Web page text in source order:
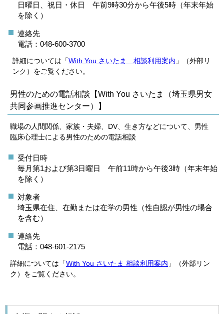
日曜日、祝日・休日 午前9時30分から午後5時（年末年始
を除く）
連絡先
電話：048-600-3700
詳細については「With You さいたま 相談利用案内 」（外部リ
ンク）をご覧ください。
男性のための電話相談【With You さいたま（埼玉県男女
共同参画推進センター）】
職場の人間関係、家族・夫婦、DV、生き方などについて、男性
臨床心理士による男性のための電話相談
受付日時
毎月第1および第3日曜日 午前11時から午後3時（年末年始
を除く）
対象者
埼玉県在住、在勤または在学の男性（性自認が男性の場合
を含む）
連絡先
電話：048-601-2175
詳細については「With You さいたま 相談利用案内 」（外部リン
ク）をご覧ください。